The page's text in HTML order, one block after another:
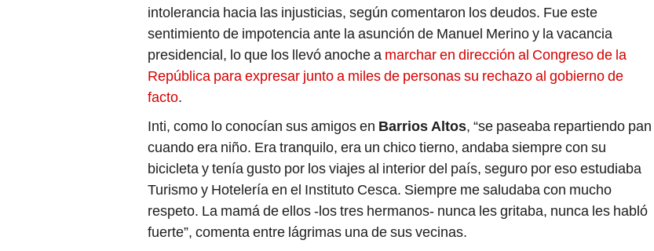
intolerancia hacia las injusticias, según comentaron los deudos. Fue este
sentimiento de impotencia ante la asunción de Manuel Merino y la vacancia
presidencial, lo que los llevó anoche a marchar en dirección al Congreso de la
República para expresar junto a miles de personas su rechazo al gobierno de
facto.
Inti, como lo conocían sus amigos en Barrios Altos, “se paseaba repartiendo pan
cuando era niño. Era tranquilo, era un chico tierno, andaba siempre con su
bicicleta y tenía gusto por los viajes al interior del país, seguro por eso estudiaba
Turismo y Hotelería en el Instituto Cesca. Siempre me saludaba con mucho
respeto. La mamá de ellos -los tres hermanos- nunca les gritaba, nunca les habló
fuerte”, comenta entre lágrimas una de sus vecinas.